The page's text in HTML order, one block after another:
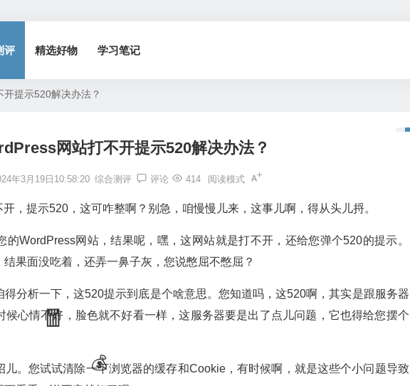
评 精选好物 学习笔记
提示520解决办法？
网站打不开提示520解决办法？
年3月19日10:58:20 综合测评 评论 414 阅读模式
，提示520，这可咋整啊？别急，咱慢慢儿来，这事儿啊，得从头儿捋。
的WordPress网站，结果呢，嘿，这网站就是打不开，还给您弹个520的提示。
果面没吃着，还弄一鼻子灰，您说憋屈不憋屈？
分析一下，这520提示到底是个啥意思。您知道吗，这520啊，其实是跟服务器
心情不好，脸色就不好看一样，这服务器要是出了点儿问题，它也得给您摆个
儿。您试试清除一下浏览器的缓存和Cookie，有时候啊，就是这些个小问题导致